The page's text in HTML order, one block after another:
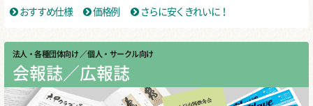
おすすめ仕様
価格例 さらに安くきれいに！
法人・各種団体向け ／ 個人・サークル向け
会報誌／広報誌